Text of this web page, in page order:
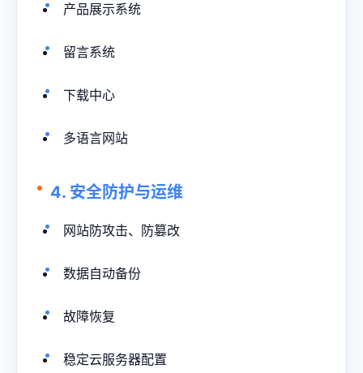
产品展示系统
留言系统
下载中心
多语言网站
4. 安全防护与运维
网站防攻击、防篡改
数据自动备份
故障恢复
稳定云服务器配置